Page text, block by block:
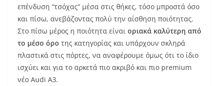
επένδυση “τσόχας” μέσα στις θήκες, τόσο μπροστά όσο
και πίσω, ανεβάζοντας πολύ την αίσθηση ποιότητας.
Στο πίσω μέρος η ποιότητα είναι οριακά καλύτερη από
το μέσο όρο της κατηγορίας και υπάρχουν σκληρά
πλαστικά στις πόρτες, να αναφέρουμε όμως ότι το ίδιο
ισχύει και για το αρκετά πιο ακριβό και πιο premium
νέο Audi A3.